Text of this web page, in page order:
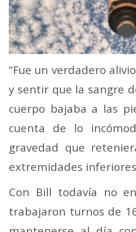
“Fue un verdadero
y sentir que la sangre
cuerpo bajaba a las
cuenta de lo
gravedad que
extremidades
Con Bill todavía no
trabajaron turnos de